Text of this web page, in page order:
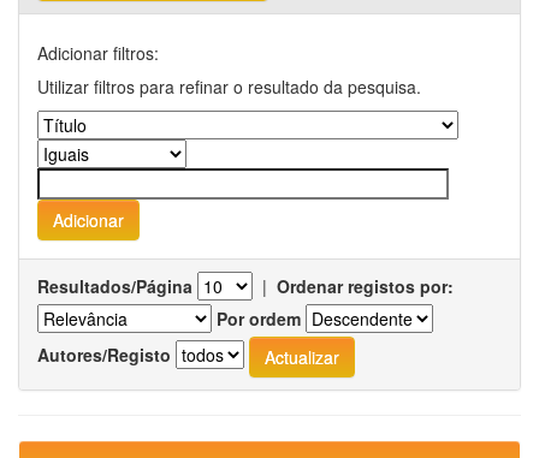
Adicionar filtros:
Utilizar filtros para refinar o resultado da pesquisa.
Resultados/Página | Ordenar registos por:
Por ordem
Autores/Registo